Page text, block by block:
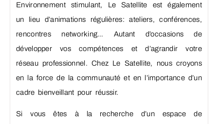
Environnement stimulant, Le Satellite est également
un lieu d’animations régulières: ateliers, conférences,
rencontres networking… Autant d’occasions de
développer vos compétences et d’agrandir votre
réseau professionnel. Chez Le Satellite, nous croyons
en la force de la communauté et en l’importance d’un
cadre bienveillant pour réussir.
Si vous êtes à la recherche d’un espace de